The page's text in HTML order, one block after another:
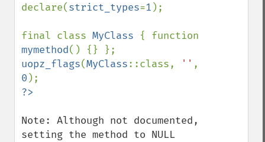
declare(strict_types=1 );
final class MyClass
mymethod
uopz_flags(MyClass::class, ''
0
Note: Although not documented,
setting the method to NULL